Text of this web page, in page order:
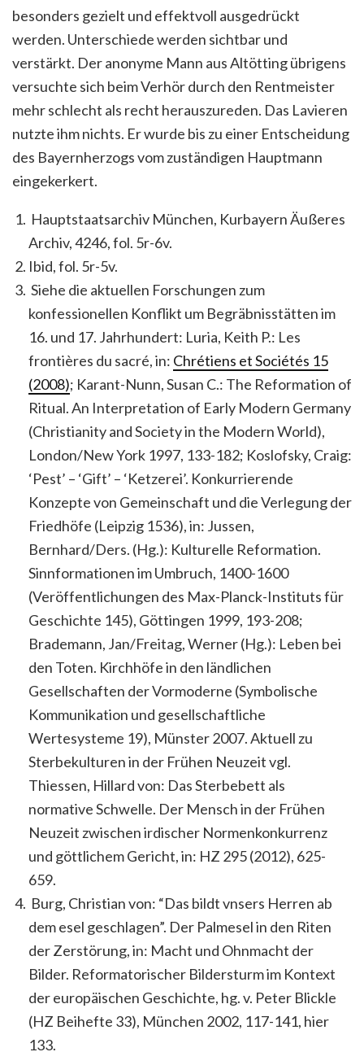
besonders gezielt und effektvoll ausgedrückt
werden. Unterschiede werden sichtbar und
verstärkt. Der anonyme Mann aus Altötting übrigens
versuchte sich beim Verhör durch den Rentmeister
mehr schlecht als recht herauszureden. Das Lavieren
nutzte ihm nichts. Er wurde bis zu einer Entscheidung
des Bayernherzogs vom zuständigen Hauptmann
eingekerkert.
Hauptstaatsarchiv München, Kurbayern Äußeres
Archiv, 4246, fol. 5r-6v.
Ibid, fol. 5r-5v.
Siehe die aktuellen Forschungen zum
konfessionellen Konflikt um Begräbnisstätten im
16. und 17. Jahrhundert: Luria, Keith P.: Les
frontières du sacré, in: Chrétiens et Sociétés 15
(2008); Karant-Nunn, Susan C.: The Reformation of
Ritual. An Interpretation of Early Modern Germany
(Christianity and Society in the Modern World),
London/New York 1997, 133-182; Koslofsky, Craig:
‘Pest’ – ‘Gift’ – ‘Ketzerei’. Konkurrierende
Konzepte von Gemeinschaft und die Verlegung der
Friedhöfe (Leipzig 1536), in: Jussen,
Bernhard/Ders. (Hg.): Kulturelle Reformation.
Sinnformationen im Umbruch, 1400-1600
(Veröffentlichungen des Max-Planck-Instituts für
Geschichte 145), Göttingen 1999, 193-208;
Brademann, Jan/Freitag, Werner (Hg.): Leben bei
den Toten. Kirchhöfe in den ländlichen
Gesellschaften der Vormoderne (Symbolische
Kommunikation und gesellschaftliche
Wertesysteme 19), Münster 2007. Aktuell zu
Sterbekulturen in der Frühen Neuzeit vgl.
Thiessen, Hillard von: Das Sterbebett als
normative Schwelle. Der Mensch in der Frühen
Neuzeit zwischen irdischer Normenkonkurrenz
und göttlichem Gericht, in: HZ 295 (2012), 625-
659.
Burg, Christian von: “Das bildt vnsers Herren ab
dem esel geschlagen”. Der Palmesel in den Riten
der Zerstörung, in: Macht und Ohnmacht der
Bilder. Reformatorischer Bildersturm im Kontext
der europäischen Geschichte, hg. v. Peter Blickle
(HZ Beihefte 33), München 2002, 117-141, hier
133.